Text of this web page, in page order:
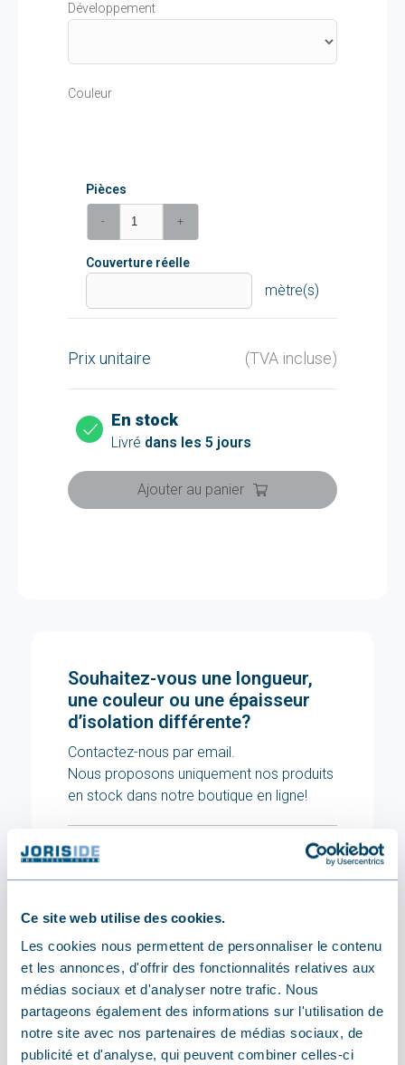
Ce site web utilise des cookies.
Les cookies nous permettent de personnaliser le contenu
et les annonces, d'offrir des fonctionnalités relatives aux
médias sociaux et d'analyser notre trafic. Nous
partageons également des informations sur l'utilisation de
notre site avec nos partenaires de médias sociaux, de
publicité et d'analyse, qui peuvent combiner celles-ci
Développement
Couleur
Pièces
- +
Couverture réelle
mètre(s)
Prix unitaire (TVA incluse)
En stock
Livré dans les 5 jours
Ajouter au panier
Souhaitez-vous une longueur,
une couleur ou une épaisseur
d’isolation différente?
Contactez-nous par email.
Nous proposons uniquement nos produits
en stock dans notre boutique en ligne!
Envoyez-nous un message
Spécifications
TECHNIQUE
Mesures